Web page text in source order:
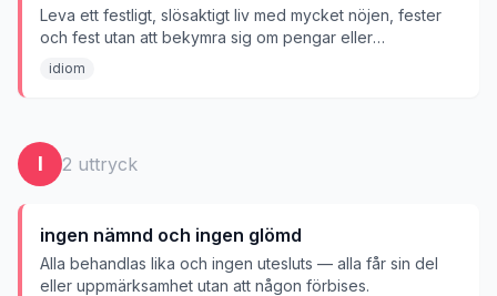
Leva ett festligt, slösaktigt liv med mycket nöjen, fester
och fest utan att bekymra sig om pengar eller
konsekvenser.
idiom
I 2 uttryck
ingen nämnd och ingen glömd
Alla behandlas lika och ingen utesluts — alla får sin del
eller uppmärksamhet utan att någon förbises.